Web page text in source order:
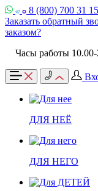
8 (800) 700 31 15
Заказать обратный
заказом?
Часы работы
ДЛЯ НЕЁ
ДЛЯ НЕГО